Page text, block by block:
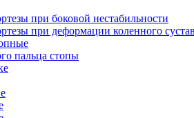
при боковой нестабильности
при деформации коленного
пальца стопы